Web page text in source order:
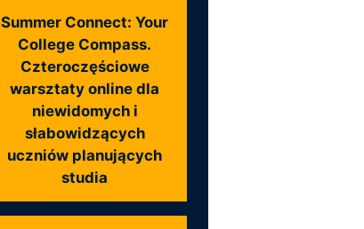
Summer Connect: Your
College Compass.
Czteroczęściowe
warsztaty online dla
niewidomych i
słabowidzących
uczniów planujących
studia